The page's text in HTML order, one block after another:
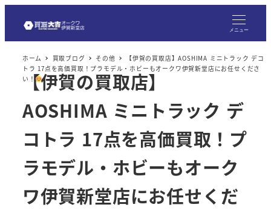
メニュー
ホーム 買取ブログ その他
【伊賀の買取店】AOSHIMA ミニトラック デコ
トラ 17点を高価買取！プラモデル・ホビーもオークワ伊賀新堂店にお任せくださ
い！
【伊賀の買取店】
AOSHIMA ミニトラック デ
コトラ 17点を高価買取！プ
ラモデル・ホビーもオーク
ワ伊賀新堂店にお任せくだ